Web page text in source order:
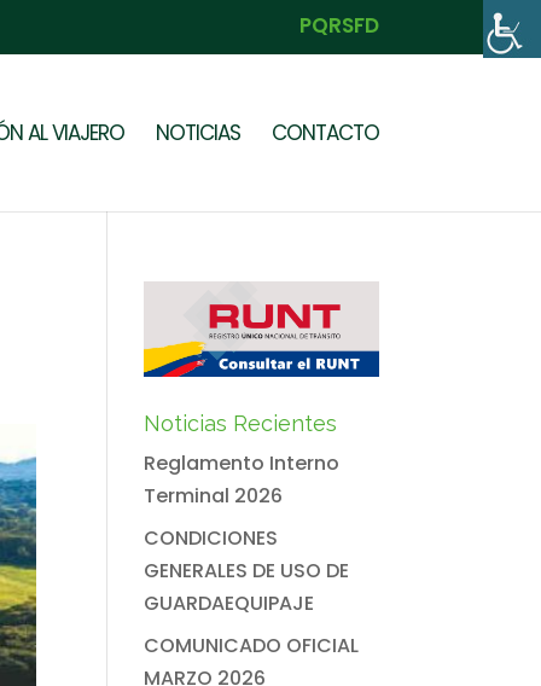
PQRSFD
AL VIAJERO NOTICIAS CONTACTO
Noticias Recientes
Reglamento Interno
Terminal 2026
CONDICIONES
GENERALES DE USO DE
GUARDAEQUIPAJE
COMUNICADO OFICIAL
MARZO 2026